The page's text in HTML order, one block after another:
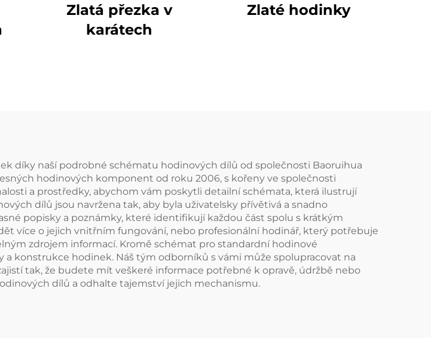
Zlatá přezka v
karátech
Zlaté hodinky
díky naší podrobné schématu hodinových dílů od společnosti Baoruihua
hodinových komponent od roku 2006, s kořeny ve společnosti
a prostředky, abychom vám poskytli detailní schémata, která ilustrují
dílů jsou navržena tak, aby byla uživatelsky přívětivá a snadno
popisky a poznámky, které identifikují každou část spolu s krátkým
více o jejich vnitřním fungování, nebo profesionální hodinář, který potřebuje
zdrojem informací. Kromě schémat pro standardní hodinové
konstrukce hodinek. Náš tým odborníků s vámi může spolupracovat na
tak, že budete mít veškeré informace potřebné k opravě, údržbě nebo
dílů a odhalte tajemství jejich mechanismu.